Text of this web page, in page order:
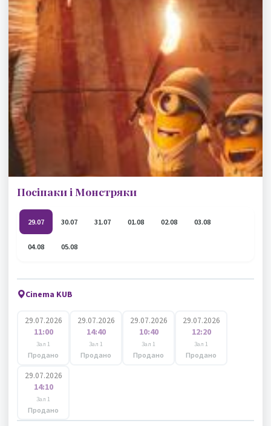
Посіпаки і Монстряки
29.07 30.07 31.07 01.08 02.08 03.08
04.08 05.08
Cinema KUB
29.07.2026
11:00
Зал 1
Продано
29.07.2026
14:40
Зал 1
Продано
29.07.2026
10:40
Зал 1
Продано
29.07.2026
12:20
Зал 1
Продано
29.07.2026
14:10
Зал 1
Продано